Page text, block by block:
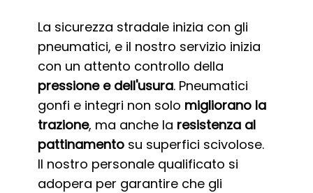
La sicurezza stradale inizia con gli
pneumatici, e il nostro servizio inizia
con un attento controllo della
pressione e dell'usura. Pneumatici
gonfi e integri non solo migliorano la
trazione, ma anche la resistenza al
pattinamentosu superfici scivolose.
Il nostro personale qualificato si
adopera per garantire che gli